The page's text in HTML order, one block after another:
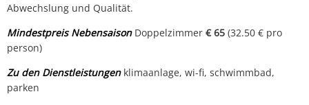
Abwechslung und Qualität.
Mindestpreis NebensaisonDoppelzimmer€ 65 (32.50 € pro
person)
Zu den Dienstleistungenklimaanlage, wi-fi, schwimmbad,
parken